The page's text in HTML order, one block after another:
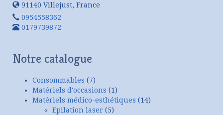
91140 Villejust, France
0954558362
0179739872
Notre catalogue
Consommables (7)
Matériels d'occasions (1)
Matériels médico-esthétiques (14)
Epilation laser (5)